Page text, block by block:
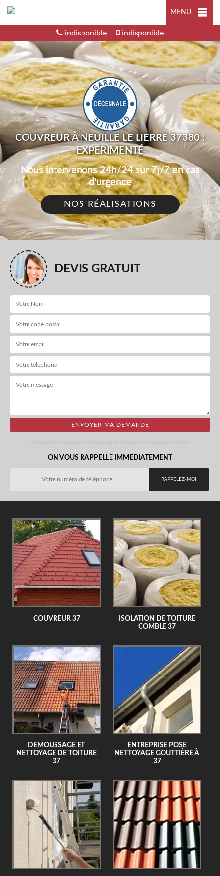
MENU
indisponible indisponible
COUVREUR À NEUILLE LE LIERRE 37380 :
EXPÉRIMENTÉ
Nous intervenons 24h/24 sur 7j/7 en cas
d'urgence
NOS RÉALISATIONS
DEVIS GRATUIT
ON VOUS RAPPELLE IMMEDIATEMENT
COUVREUR 37
ISOLATION DE TOITURE
COMBLE 37
DEMOUSSAGE ET
NETTOYAGE DE TOITURE
37
ENTREPRISE POSE
NETTOYAGE GOUTTIÈRE À
37